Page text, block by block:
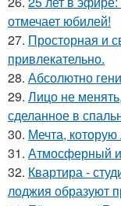
отмечает юбилей!
27. Просторная и
привлекательно.
28. Абсолютно
29. Лицо не
сделанное в
30. Мечта, которую
31. Атмосферный
32. Квартира -
лоджия образуют